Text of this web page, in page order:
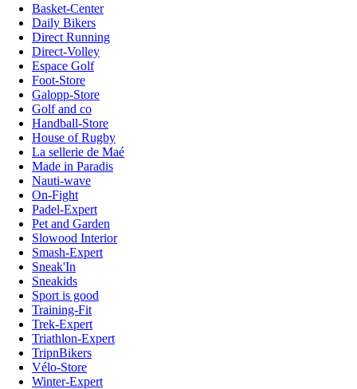
Basket-Center
Daily Bikers
Direct Running
Direct-Volley
Espace Golf
Foot-Store
Galopp-Store
Golf and co
Handball-Store
House of Rugby
La sellerie de Maé
Made in Paradis
Nauti-wave
On-Fight
Padel-Expert
Pet and Garden
Slowood Interior
Smash-Expert
Sneak'In
Sneakids
Sport is good
Training-Fit
Trek-Expert
Triathlon-Expert
TripnBikers
Vélo-Store
Winter-Expert